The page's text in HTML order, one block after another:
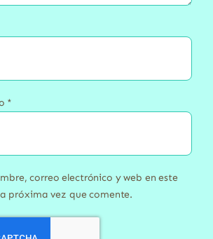
*
correo electrónico y web en este
próxima vez que comente.